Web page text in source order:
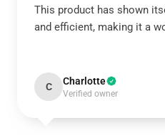
This product has shown
and efficient, making it a
C Charlotte
Verified owner